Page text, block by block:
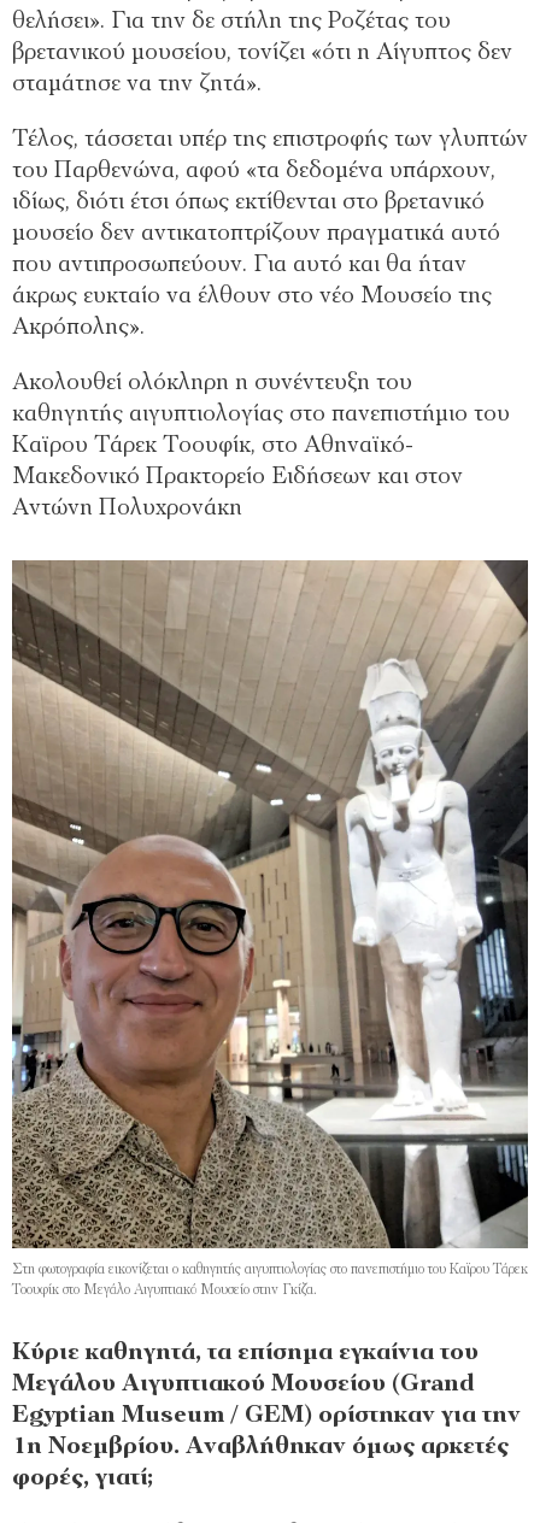
θελήσει». Για την δε στήλη της Ροζέτας του
βρετανικού μουσείου, τονίζει «ότι η Αίγυπτος δεν
σταμάτησε να την ζητά».
Τέλος, τάσσεται υπέρ της επιστροφής των γλυπτών
του Παρθενώνα, αφού «τα δεδομένα υπάρχουν,
ιδίως, διότι έτσι όπως εκτίθενται στο βρετανικό
μουσείο δεν αντικατοπτρίζουν πραγματικά αυτό
που αντιπροσωπεύουν. Για αυτό και θα ήταν
άκρως ευκταίο να έλθουν στο νέο Μουσείο της
Ακρόπολης».
Ακολουθεί ολόκληρη η συνέντευξη του
καθηγητής αιγυπτιολογίας στο πανεπιστήμιο του
Καϊρου Tάρεκ Τoουφίκ, στο Αθηναϊκό-
Μακεδονικό Πρακτορείο Ειδήσεων και στον
Αντώνη Πολυχρονάκη
Στη φωτογραφία εικονίζεται ο καθηγητής αιγυπτιολογίας στο πανεπιστήμιο του Καϊρου Tάρεκ
Τoουφίκ στο Μεγάλο Aιγυπτιακό Μουσείο στην Γκίζα.
Κύριε καθηγητά, τα επίσημα εγκαίνια του
Μεγάλου Αιγυπτιακού Μουσείου (Grand
Egyptian Museum / GEM) ορίστηκαν για την
1η Νοεμβρίου. Αναβλήθηκαν όμως αρκετές
φορές, γιατί;